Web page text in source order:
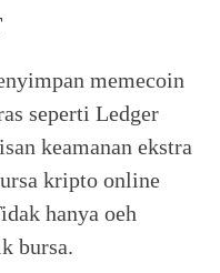
memecoin
seperti Ledger
keamanan ekstra
kripto online
hanya oeh
bursa.